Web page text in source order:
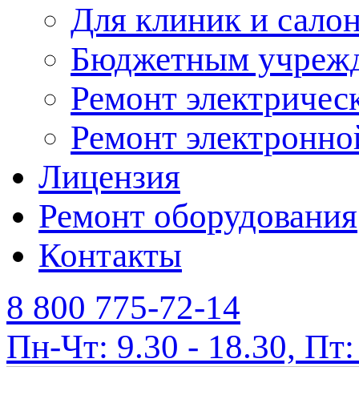
Для клиник и
Бюджетным
Ремонт
Ремонт
Лицензия
Ремонт оборудования
Контакты
8 800 775-72-14
Пн-Чт: 9.30 - 18.30,